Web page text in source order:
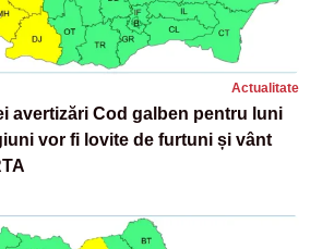
Actualitate
avertizări Cod galben pentru luni
vor fi lovite de furtuni și vânt